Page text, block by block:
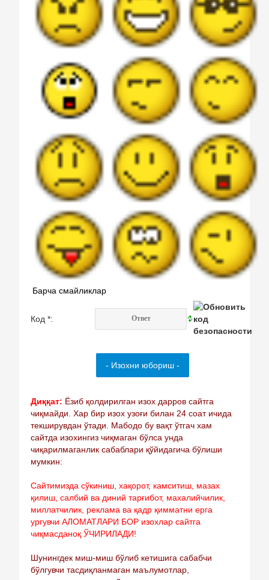
Барча смайликлар
Код *:
Диққат: Ёзиб қолдирилган изох дарров сайтга
чиқмайди. Хар бир изох узоғи билан 24 соат ичида
текширувдан ўтади. Мабодо бу вақт ўтгач хам
сайтда изохингиз чиқмаган бўлса унда
чиқарилмаганлик сабаблари қўйидагича бўлиши
мумкин:
Сайтимизда сўкиниш, хақорот, камситиш, мазах
қилиш, салбий ва диний тарғибот, махалийчилик,
миллатчилик, реклама ва қадр қимматни ерга
ургувчи АЛОМАТЛАРИ БОР изохлар сайтга
чиқмасданоқ ЎЧИРИЛАДИ!
Шунингдек миш-миш бўлиб кетишига сабабчи
бўлгувчи тасдиқланмаган маълумотлар,